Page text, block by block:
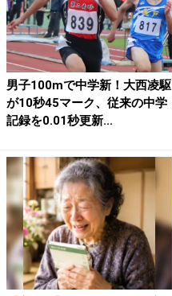
男子100mで中学新！大西凌駆
が10秒45マーク、従来の中学
記録を0.01秒更新...